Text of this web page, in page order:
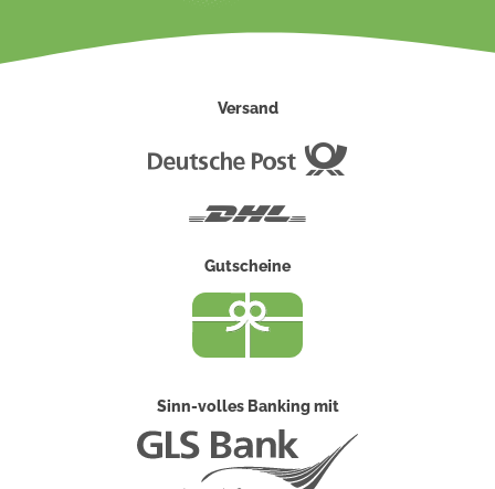
Versand
Gutscheine
Sinn-volles Banking mit